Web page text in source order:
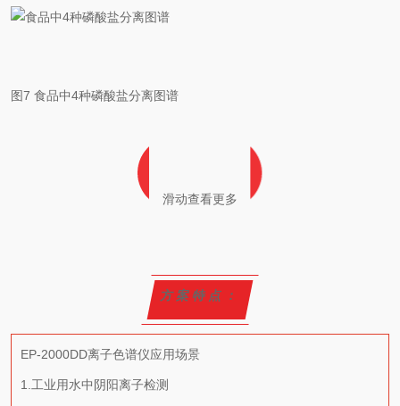
图7 食品中4种磷酸盐分离图谱
滑动查看更多
方案特点：
EP-2000DD离子色谱仪应用场景
1.工业用水中阴阳离子检测